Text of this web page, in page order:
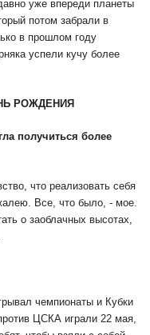
уже впереди планеты
потом забрали в
в прошлом году
успели кучу более
РОЖДЕНИЯ
получиться более
что реализовать себя
Все, что было, - мое.
о заоблачных высотах,
чемпионаты и Кубки
ЦСКА играли 22 мая,